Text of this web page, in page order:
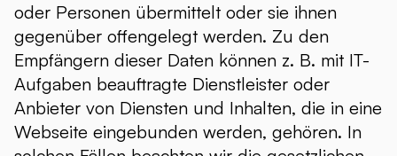
oder Personen übermittelt oder sie ihnen
gegenüber offengelegt werden. Zu den
Empfängern dieser Daten können z. B. mit IT-
Aufgaben beauftragte Dienstleister oder
Anbieter von Diensten und Inhalten, die in eine
Webseite eingebunden werden, gehören. In